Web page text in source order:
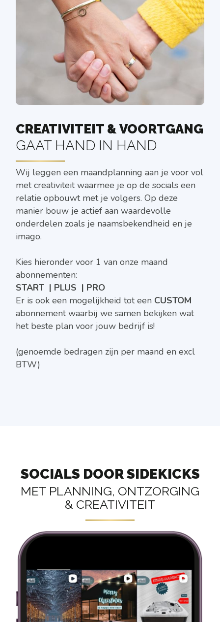
CREATIVITEIT & VOORTGANG
GAAT HAND IN HAND
Wij leggen een maandplanning aan je voor vol
met creativiteit waarmee je op de socials een
relatie opbouwt met je volgers. Op deze
manier bouw je actief aan waardevolle
onderdelen zoals je naamsbekendheid en je
imago.
Kies hieronder voor 1 van onze maand
abonnementen:
START | PLUS | PRO
Er is ook een mogelijkheid tot een CUSTOM
abonnement waarbij we samen bekijken wat
het beste plan voor jouw bedrijf is!
(genoemde bedragen zijn per maand en excl
BTW)
SOCIALS DOOR SIDEKICKS
MET PLANNING, ONTZORGING
& CREATIVITEIT